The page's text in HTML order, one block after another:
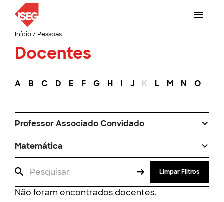
Início/ Pessoas
Docentes
A B C D E F G H I J K L M N O
Professor Associado Convidado
Matemática
Limpar Filtros
Não foram encontrados docentes.